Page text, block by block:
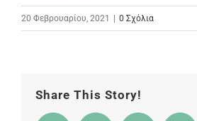
20 Φεβρουαρίου, 2021 0 Σχόλια
Share This Story!